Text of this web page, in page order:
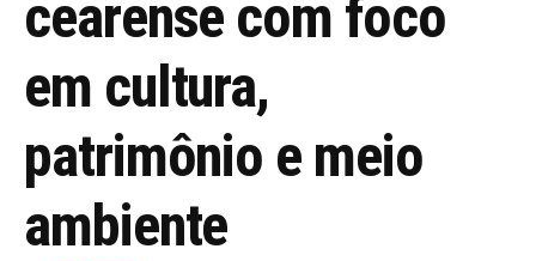
cearense com foco
em cultura,
patrimônio e meio
ambiente